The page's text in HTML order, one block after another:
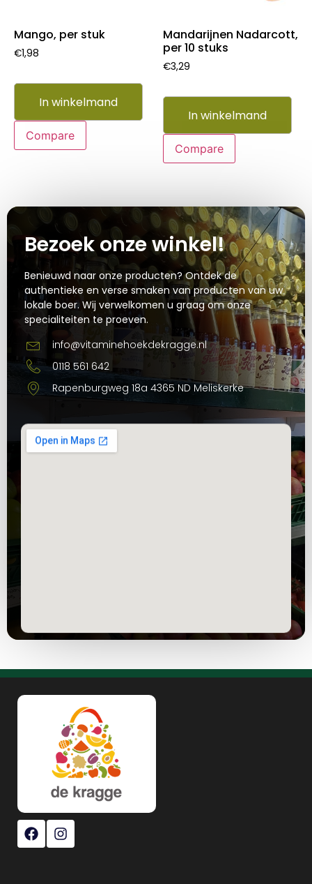
Mango, per stuk
€1,98
In winkelmand
Compare
Mandarijnen Nadarcott,
per 10 stuks
€3,29
In winkelmand
Compare
Bezoek onze winkel!
Benieuwd naar onze producten? Ontdek de
authentieke en verse smaken van producten van uw
lokale boer. Wij verwelkomen u graag om onze
specialiteiten te proeven.
info@vitaminehoekdekragge.nl
0118 561 642
Rapenburgweg 18a 4365 ND Meliskerke